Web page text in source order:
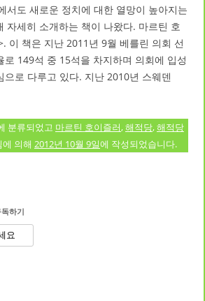
서도 새로운 정치에 대한 열망이 높아지는
자세히 소개하는 책이 나왔다. 마르틴 호
이 책은 지난 2011년 9월 베를린 의회 선
로 149석 중 15석을 차지하며 의회에 입성
으로 다루고 있다. 지난 2010년 스웨덴
분류되었고 마르틴 호이즐러,해적당,해적당
에 의해 2012년 10월 9일에 작성되었습니다.
하기